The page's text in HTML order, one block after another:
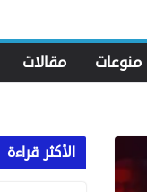
منوعات مقالات
الأكثر قراءة